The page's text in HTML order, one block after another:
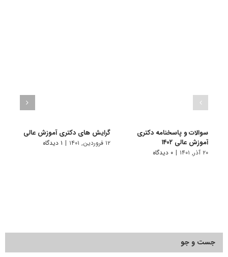
سوالات و پاسخنامه دکتری
آموزش عالی ۱۴۰۲
۲۰ آذر, ۱۴۰۱ | ۰ دیدگاه
گرایش های دکتری آموزش عالی
۱۲ فروردین, ۱۴۰۱ | ۱ دیدگاه
جست و جو